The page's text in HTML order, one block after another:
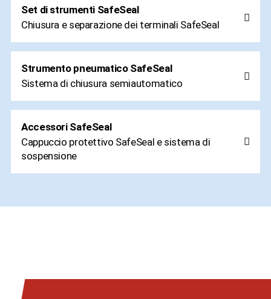
Set di strumenti SafeSeal
Chiusura e separazione dei terminali SafeSeal
Strumento pneumatico SafeSeal
Sistema di chiusura semiautomatico
Accessori SafeSeal
Cappuccio protettivo SafeSeal e sistema di
sospensione